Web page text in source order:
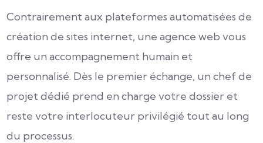
Contrairement aux plateformes automatisées de
création de sites internet, une agence web vous
offre un accompagnement humain et
personnalisé. Dès le premier échange, un chef de
projet dédié prend en charge votre dossier et
reste votre interlocuteur privilégié tout au long
du processus.